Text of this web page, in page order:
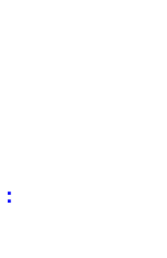
：